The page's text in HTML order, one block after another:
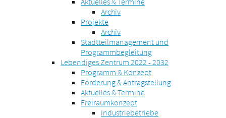
Archiv
Projekte
Archiv
Stadtteilmanagement und
Programmbegleitung
Lebendiges Zentrum 2022 - 2032
Programm & Konzept
Förderung & Antragstellung
Aktuelles & Termine
Freiraumkonzept
Industriebetriebe